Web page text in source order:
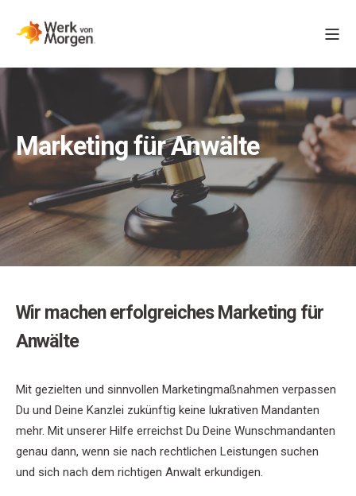
Marketing für Anwälte
Wir machen erfolgreiches Marketing für
Anwälte
Mit gezielten und sinnvollen Marketingmaßnahmen verpassen
Du und Deine Kanzlei zukünftig keine lukrativen Mandanten
mehr. Mit unserer Hilfe erreichst Du Deine Wunschmandanten
genau dann, wenn sie nach rechtlichen Leistungen suchen
und sich nach dem richtigen Anwalt erkundigen.